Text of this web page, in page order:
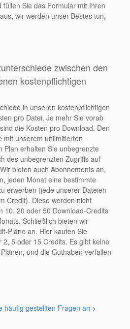
füllen Sie das Formular mit Ihren
wir werden unser Bestes tun,
zwischen den
kostenpflichtigen
in unseren kostenpflichtigen
pro Datei. Je mehr Sie vorab
die Kosten pro Download. Den
mit unserem unlimitierten
Plan erhalten Sie unbegrenzte
des unbegrenzten Zugriffs auf
bieten auch Abonnements an,
jeden Monat eine bestimmte
erwerben (jede unserer Dateien
Credit). Diese werden nicht
10, 20 oder 50 Download-Credits
Schließlich bieten wir
Pläne an. Hier kaufen Sie
5 oder 15 Credits. Es gibt keine
und die Guthaben verfallen
häufig gestellten Fragen an >